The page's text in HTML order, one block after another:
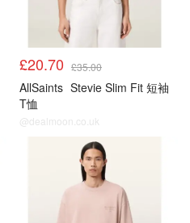
£20.70 £35.00
AllSaints Stevie Slim Fit 短袖
T恤
@dealmoon.co.uk